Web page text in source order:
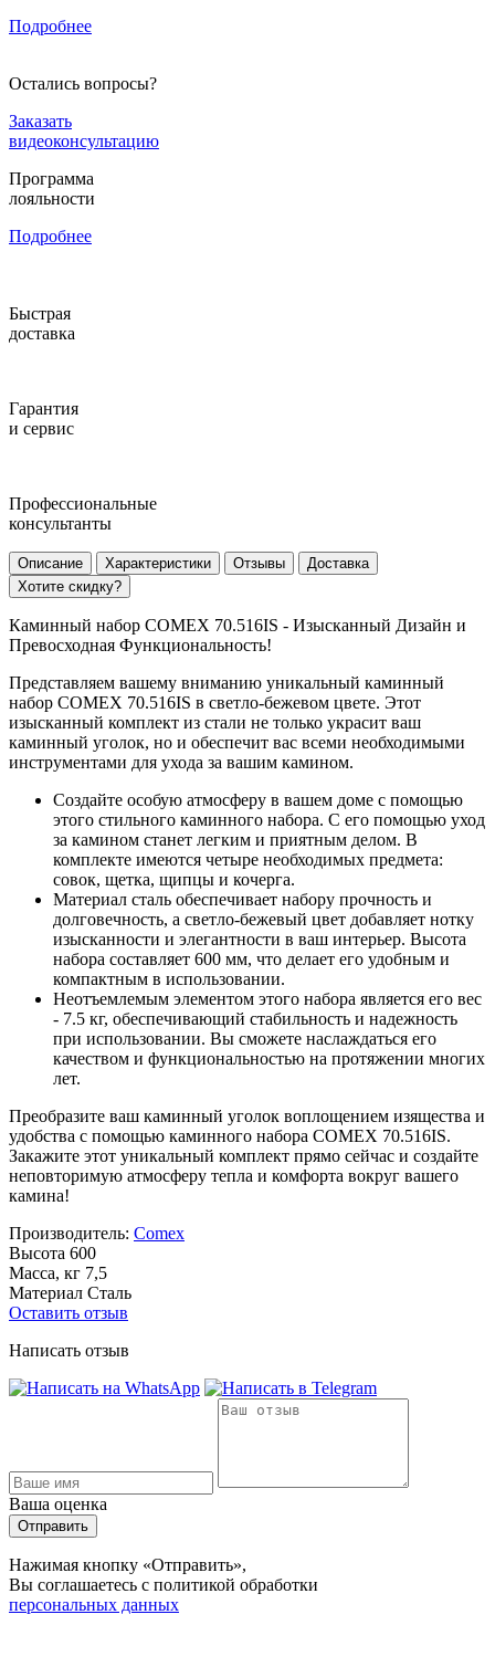
Подробнее
Остались вопросы?
Заказать
видеоконсультацию
Программа
лояльности
Подробнее
Быстрая
доставка
Гарантия
и сервис
Профессиональные
консультанты
Описание Характеристики Отзывы
Доставка
Хотите скидку?
Каминный набор COMEX 70.516IS - Изысканный Дизайн и
Превосходная Функциональность!
Представляем вашему вниманию уникальный каминный
набор COMEX 70.516IS в светло-бежевом цвете. Этот
изысканный комплект из стали не только украсит ваш
каминный уголок, но и обеспечит вас всеми необходимыми
инструментами для ухода за вашим камином.
Создайте особую атмосферу в вашем доме с помощью
этого стильного каминного набора. С его помощью уход
за камином станет легким и приятным делом. В
комплекте имеются четыре необходимых предмета:
совок, щетка, щипцы и кочерга.
Материал сталь обеспечивает набору прочность и
долговечность, а светло-бежевый цвет добавляет нотку
изысканности и элегантности в ваш интерьер. Высота
набора составляет 600 мм, что делает его удобным и
компактным в использовании.
Неотъемлемым элементом этого набора является его вес
- 7.5 кг, обеспечивающий стабильность и надежность
при использовании. Вы сможете наслаждаться его
качеством и функциональностью на протяжении многих
лет.
Преобразите ваш каминный уголок воплощением изящества и
удобства с помощью каминного набора COMEX 70.516IS.
Закажите этот уникальный комплект прямо сейчас и создайте
неповторимую атмосферу тепла и комфорта вокруг вашего
камина!
Производитель: Comex
Высота 600
Масса, кг 7,5
Материал Сталь
Оставить отзыв
Написать отзыв
Ваша оценка
Отправить
Нажимая кнопку «Отправить»,
Вы соглашаетесь с политикой обработки
персональных данных